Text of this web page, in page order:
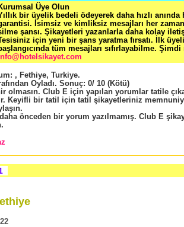
Üye Olun
bir üyelik bedeli ödeyerek daha hızlı
İsimsiz ve kimliksiz mesajları her zaman
şansı. Şikayetleri yazanlarla daha kolay
için yeni bir şans yaratma fırsatı. İlk
tüm mesajları sıfırlayabilme. Şimdi
, Fethiye, Turkiye.
Oyladı. Sonuç: 0/ 10 (Kötü)
olmasın. Club E için yapılan yorumlar tatile
Keyifli bir tatil için tatil şikayetleriniz
önceden bir yorum yazılmamış. Club E